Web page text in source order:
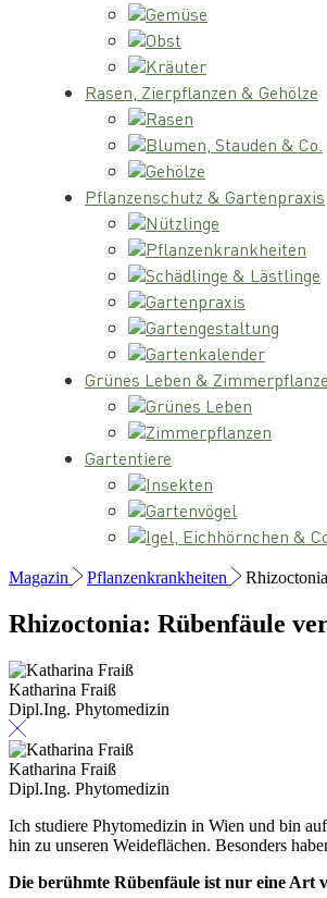
Gemüse
Obst
Kräuter
Rasen, Zierpflanzen & Gehölze
Rasen
Blumen, Stauden & Co.
Gehölze
Pflanzenschutz & Gartenpraxis
Nützlinge
Pflanzenkrankheiten
Schädlinge & Lästlinge
Gartenpraxis
Gartengestaltung
Gartenkalender
Grünes Leben &
Grünes Leben
Zimmerpflanzen
Gartentiere
Insekten
Gartenvögel
Igel, Eichhörnchen &
Magazin Pflanzenkrankheiten
Rhizoctonia: Rübenfäule
Katharina Fraiß
Dipl.Ing. Phytomedizin
Katharina Fraiß
Dipl.Ing. Phytomedizin
Ich studiere Phytomedizin in Wien und bin
hin zu unseren Weideflächen. Besonders
Die berühmte Rübenfäule ist nur eine Art